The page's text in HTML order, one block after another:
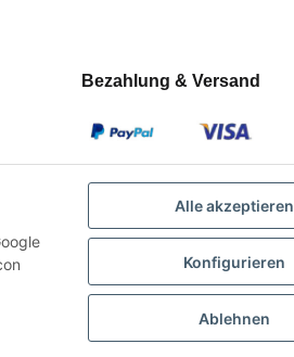
Bezahlung & Versand
Alle akzeptieren
Konfigurieren
Ablehnen